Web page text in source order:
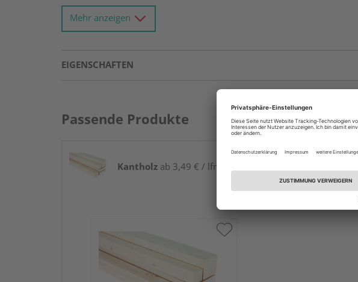
Welche Eigenschaften haben Spanplatten?
Produktkategorie. Sie besteht
anderer viel verbreiteter
Holzwerkstoffe – zum Beispiel Küchenarbeitsplatten oder
Sonderform: Spanplatten als Verlegeplatten.
Ausbauen – gewusst wie! Mit Verlegeplatten werden oftmals
Wandverkleidungen umgesetzt, aber ebenso Bodenunebenheiten
standardmäßig über
Nut und Feder
Beispiel istan allen vier Seiten
ausgestattet.
schnellstmöglich mit Ihrem Bauplan vorwärtsgehen
Mehr anzeigen
EIGENSCHAFTEN
Passende Produkte
Kantholz ab 3,49 € / lfm